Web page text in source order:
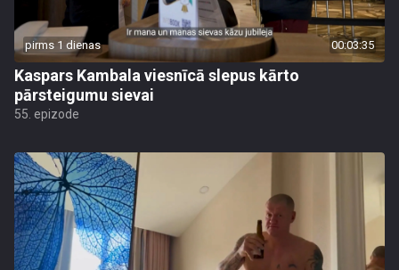
pirms 1 dienas 00:03:35
Kaspars Kambala viesnīcā slepus kārto
pārsteigumu sievai
55. epizode